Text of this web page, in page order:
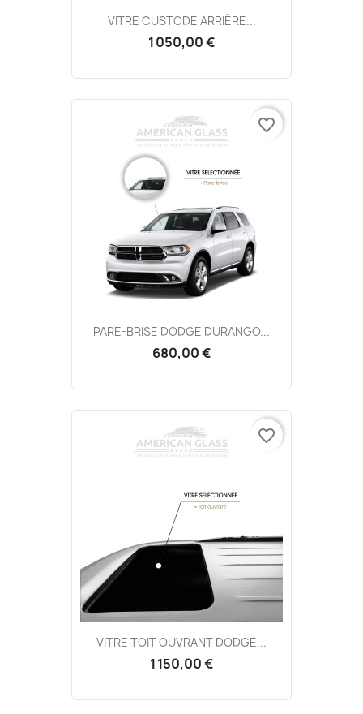
VITRE CUSTODE ARRIÈRE...
1 050,00 €
PARE-BRISE DODGE DURANGO...
680,00 €
favorite_border
VITRE TOIT OUVRANT DODGE...
1 150,00 €
favorite_border